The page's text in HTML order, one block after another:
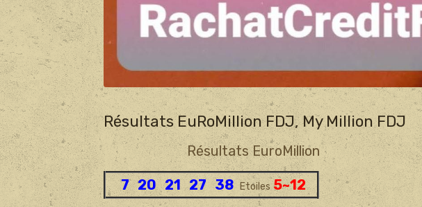
Résultats EuRoMillion FDJ, My Million FDJ
Résultats EuroMillion
7 20 21 27 38 Etoiles5~12